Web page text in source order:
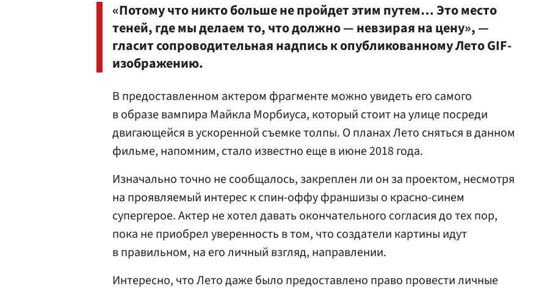
«Потому что никто больше не пройдет этим путем… Это место
теней, где мы делаем то, что должно — невзирая на цену», —
гласит сопроводительная надпись к опубликованному Лето GIF-
изображению.
В предоставленном актером фрагменте можно увидеть его самого
в образе вампира Майкла Морбиуса, который стоит на улице посреди
двигающейся в ускоренной съемке толпы. О планах Лето сняться в данном
фильме, напомним, стало известно еще в июне 2018 года.
Изначально точно не сообщалось, закреплен ли он за проектом, несмотря
на проявляемый интерес к спин-оффу франшизы о красно-синем
супергерое. Актер не хотел давать окончательного согласия до тех пор,
пока не приобрел уверенность в том, что создатели картины идут
в правильном, на его личный взгляд, направлении.
Интересно, что Лето даже было предоставлено право провести личные